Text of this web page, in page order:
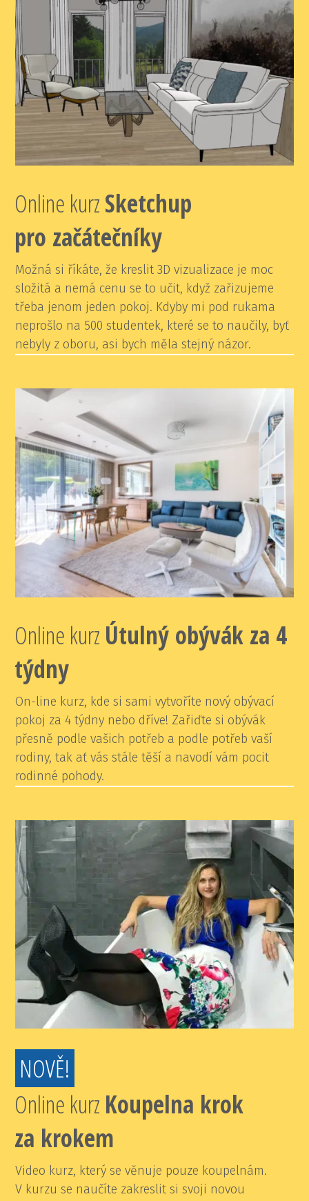
Online kurzSketchup
pro začátečníky
Možná si říkáte, že kreslit 3D vizualizace je moc
složitá a nemá cenu se to učit, když zařizujeme
třeba jenom jeden pokoj. Kdyby mi pod rukama
neprošlo na 500 studentek, které se to naučily, byť
nebyly z oboru, asi bych měla stejný názor.
Online kurz Útulný obývák za 4
týdny
On-line kurz, kde si sami vytvoříte nový obývací
pokoj za 4 týdny nebo dříve! Zařiďte si obývák
přesně podle vašich potřeb a podle potřeb vaší
rodiny, tak ať vás stále těší a navodí vám pocit
rodinné pohody.
NOVĚ!
Online kurz Koupelna krok
za krokem
Video kurz, který se věnuje pouze koupelnám.
V kurzu se naučíte zakreslit si svoji novou